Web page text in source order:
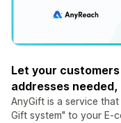
Let your
addresses
AnyGift is a service
Gift system" to your E-